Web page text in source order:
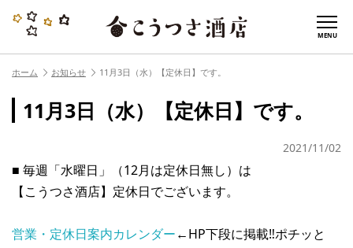
MENU
ホーム お知らせ 11月3日（水）【定休日】です。
11月3日（水）【定休日】です。
2021/11/02
■ 毎週「水曜日」（12月は定休日無し）は
【こうつさ酒店】定休日でございます。
営業・定休日案内カレンダー←HP下段に掲載‼︎ポチッと